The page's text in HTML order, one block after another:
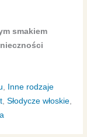
smakiem
Inne rodzaje
,Słodycze włoskie